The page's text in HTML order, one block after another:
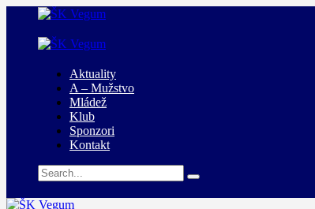
Aktuality
A – Mužstvo
Mládež
Klub
Sponzori
Kontakt